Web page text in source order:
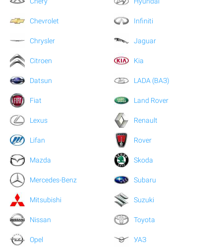
Chevrolet
Chrysler
Citroen
Datsun
Fiat
Infiniti
Jaguar
Kia
LADA (ВАЗ)
Land Rover
Lexus
Lifan
Mazda
Mercedes-Benz
Mitsubishi
Nissan
Opel
Renault
Rover
Skoda
Subaru
Suzuki
Toyota
УАЗ